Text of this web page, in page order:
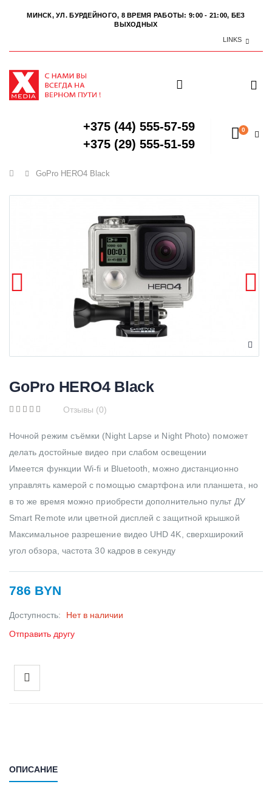
МИНСК, УЛ. БУРДЕЙНОГО, 8 ВРЕМЯ РАБОТЫ: 9:00 - 21:00, БЕЗ
ВЫХОДНЫХ
LINKS
+375 (44) 555-57-59
+375 (29) 555-51-59
0
Главная
GoPro HERO4 Black
GoPro HERO4 Black
Отзывы (0)
Ночной режим съёмки (Night Lapse и Night Photo) поможет
делать достойные видео при слабом освещении
Имеется функции Wi-fi и Bluetooth, можно дистанционно
управлять камерой с помощью смартфона или планшета, но
в то же время можно приобрести дополнительно пульт ДУ
Smart Remote или цветной дисплей с защитной крышкой
Максимальное разрешение видео UHD 4K, сверхширокий
угол обзора, частота 30 кадров в секунду
786 BYN
Доступность:
Нет в наличии
Отправить другу
ОПИСАНИЕ